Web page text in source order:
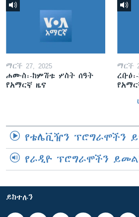
ማርች 27, 2025
ሐሙስ፡-ከምሽቱ ሦስት ሰዓት
የአማርኛ ዜና
ማርች
የቴሌቪዥን ፕሮግራሞችን
የራዲዮ ፕሮግራሞችን
ይከተሉን